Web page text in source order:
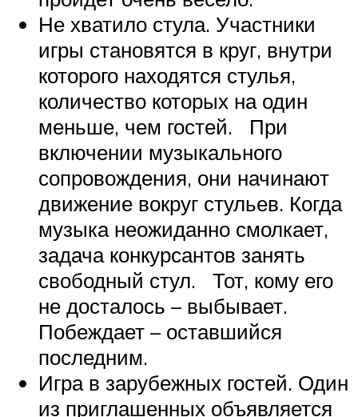
Не хватило стула. Участники
игры становятся в круг, внутри
которого находятся стулья,
количество которых на один
меньше, чем гостей. При
включении музыкального
сопровождения, они начинают
движение вокруг стульев. Когда
музыка неожиданно смолкает,
задача конкурсантов занять
свободный стул. Тот, кому его
не досталось – выбывает.
Побеждает – оставшийся
последним.
Игра в зарубежных гостей. Один
из приглашенных объявляется